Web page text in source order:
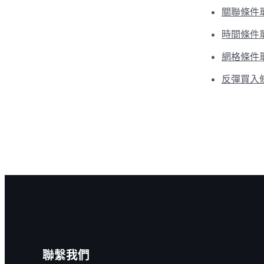
關聯條件
時間條件
網格條件
反彈買入
聯繫我們